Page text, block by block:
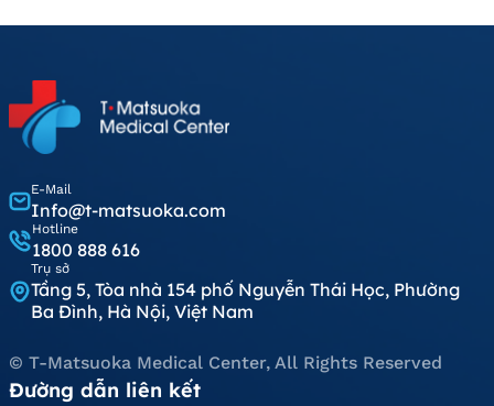
E-Mail
Info@t-matsuoka.com
Hotline
1800 888 616
Trụ sở
Tầng 5, Tòa nhà 154 phố Nguyễn Thái Học, Phường
Ba Đình, Hà Nội, Việt Nam
© T-Matsuoka Medical Center, All Rights Reserved
Đường dẫn liên kết